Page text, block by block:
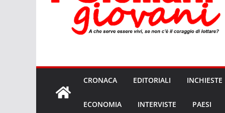
CRONACA EDITORIALI INCHIESTE
ECONOMIA INTERVISTE PAESI